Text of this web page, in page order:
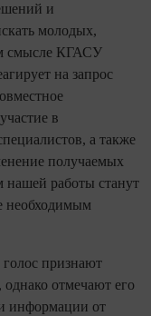
и
молодых,
смысле КГАСУ
на запрос
в
а также
получаемых
нашей работы станут
необходимым
признают
отмечают его
информации от